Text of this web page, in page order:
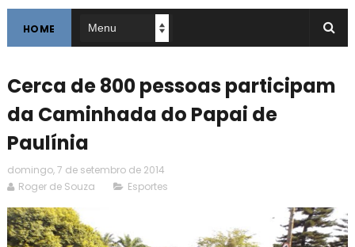
HOME
Cerca de 800 pessoas participam
da Caminhada do Papai de
domingo, 7 de setembro de 2014
Roger de Souza
Esportes